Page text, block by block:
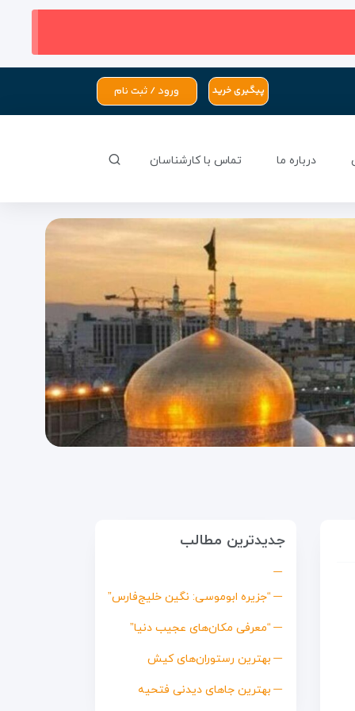
پیگیری خرید ورود / ثبت نام
درباره ما تماس با کارشناسان
جدیدترین مطالب
“جزیره ابوموسی: نگین خلیج‌فارس”
“معرفی مکان‌های عجیب دنیا”
بهترین رستوران‌های کیش
بهترین جاهای دیدنی فتحیه